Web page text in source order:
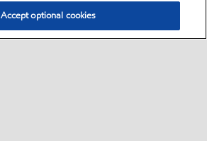
Accept optional cookies